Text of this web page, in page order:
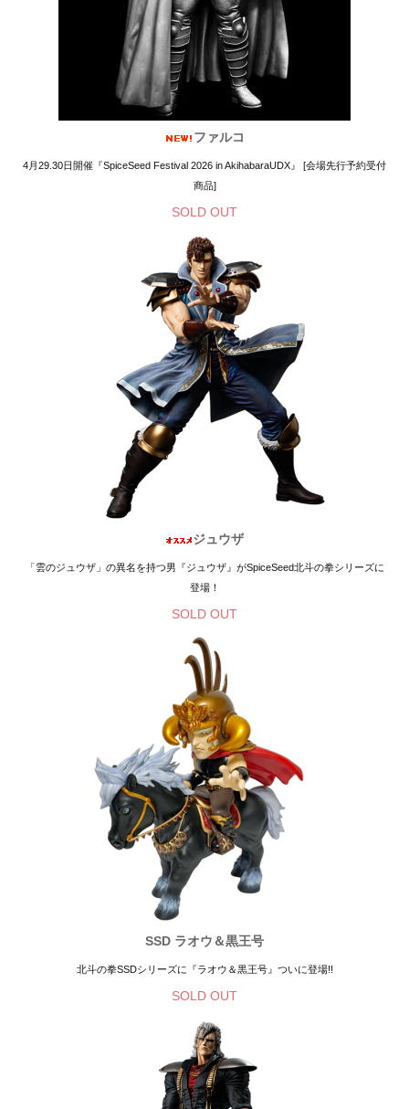
ファルコ
4月29.30日開催『SpiceSeed Festival 2026 in AkihabaraUDX』 [会場先行予約受付
商品]
SOLD OUT
ジュウザ
「雲のジュウザ」の異名を持つ男『ジュウザ』がSpiceSeed北斗の拳シリーズに
登場！
SOLD OUT
SSD ラオウ＆黒王号
北斗の拳SSDシリーズに『ラオウ＆黒王号』ついに登場!!
SOLD OUT